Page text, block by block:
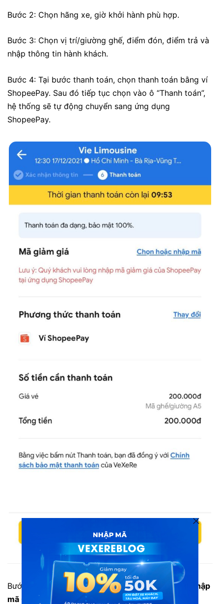
Bước 2: Chọn hãng xe, giờ khởi hành phù hợp.
Bước 3: Chọn vị trí/giường ghế, điểm đón, điểm trả và
nhập thông tin hành khách.
Bước 4: Tại bước thanh toán, chọn thanh toán bằng ví
ShopeePay. Sau đó tiếp tục chọn vào ô “Thanh toán”,
hệ thống sẽ tự động chuyển sang ứng dụng
ShopeePay.
Chọn thanh toán tại ví ShopeePay
Bước 5: Nhập mã ưu đãi bạn muốn sử dụng tại ô
Nhập
mã Coupon.
Sau đó chọn “Lưu”.